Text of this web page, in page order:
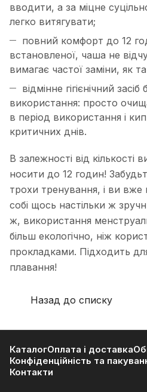
вводити, а за міцне
легко витягувати;
повний комфорт до 12
встановленої, чаша не
вимагає частої заміни, як
відмінне гігієнічний
використання: просто
в період використання і
критичних днів.
В залежності від кількості
носити до 12 годин!
трохи тренування, і ви
собі щось настільки ж
ж, використання
більш екологічно, ніж
прокладками. Підходить
плавання!
Назад до списку
КаталогОплата і доставка
Конфіденційність та
Контакти